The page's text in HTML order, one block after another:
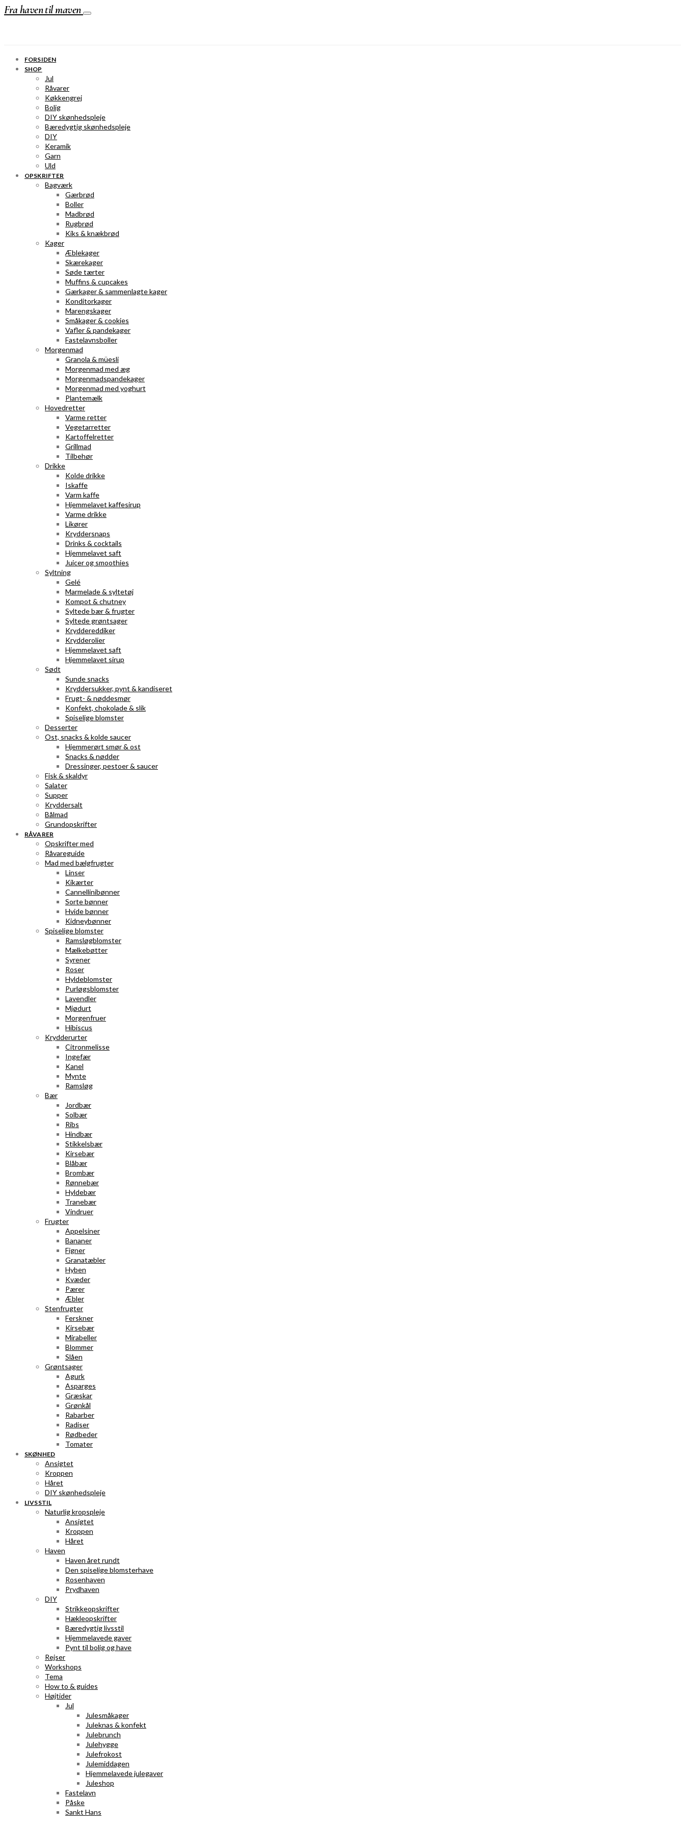
Fra haven til maven
FORSIDEN
SHOP
Jul
Råvarer
Køkkengrej
Bolig
DIY skønhedspleje
Bæredygtig skønhedspleje
DIY
Keramik
Garn
Uld
OPSKRIFTER
Bagværk
Gærbrød
Boller
Madbrød
Rugbrød
Kiks & knækbrød
Kager
Æblekager
Skærekager
Søde tærter
Muffins & cupcakes
Gærkager & sammenlagte kager
Konditorkager
Marengskager
Småkager & cookies
Vafler & pandekager
Fastelavnsboller
Morgenmad
Granola & müesli
Morgenmad med æg
Morgenmadspandekager
Morgenmad med yoghurt
Plantemælk
Hovedretter
Varme retter
Vegetarretter
Kartoffelretter
Grillmad
Tilbehør
Drikke
Kolde drikke
Iskaffe
Varm kaffe
Hjemmelavet kaffesirup
Varme drikke
Likører
Kryddersnaps
Drinks & cocktails
Hjemmelavet saft
Juicer og smoothies
Syltning
Gelé
Marmelade & syltetøj
Kompot & chutney
Syltede bær & frugter
Syltede grøntsager
Kryddereddiker
Krydderolier
Hjemmelavet saft
Hjemmelavet sirup
Sødt
Sunde snacks
Kryddersukker, pynt & kandiseret
Frugt- & nøddesmør
Konfekt, chokolade & slik
Spiselige blomster
Desserter
Ost, snacks & kolde saucer
Hjemmerørt smør & ost
Snacks & nødder
Dressinger, pestoer & saucer
Fisk & skaldyr
Salater
Supper
Kryddersalt
Bålmad
Grundopskrifter
RÅVARER
Opskrifter med
Råvareguide
Mad med bælgfrugter
Linser
Kikærter
Cannellinibønner
Sorte bønner
Hvide bønner
Kidneybønner
Spiselige blomster
Ramsløgblomster
Mælkebøtter
Syrener
Roser
Hyldeblomster
Purløgsblomster
Lavendler
Mjødurt
Morgenfruer
Hibiscus
Krydderurter
Citronmelisse
Ingefær
Kanel
Mynte
Ramsløg
Bær
Jordbær
Solbær
Ribs
Hindbær
Stikkelsbær
Kirsebær
Blåbær
Brombær
Rønnebær
Hyldebær
Tranebær
Vindruer
Frugter
Appelsiner
Bananer
Figner
Granatæbler
Hyben
Kvæder
Pærer
Æbler
Stenfrugter
Ferskner
Kirsebær
Mirabeller
Blommer
Slåen
Grøntsager
Agurk
Asparges
Græskar
Grønkål
Rabarber
Radiser
Rødbeder
Tomater
SKØNHED
Ansigtet
Kroppen
Håret
DIY skønhedspleje
LIVSSTIL
Naturlig kropspleje
Ansigtet
Kroppen
Håret
Haven
Haven året rundt
Den spiselige blomsterhave
Rosenhaven
Prydhaven
DIY
Strikkeopskrifter
Hækleopskrifter
Bæredygtig livsstil
Hjemmelavede gaver
Pynt til bolig og have
Rejser
Workshops
Tema
How to & guides
Højtider
Jul
Julesmåkager
Juleknas & konfekt
Julebrunch
Julehygge
Julefrokost
Julemiddagen
Hjemmelavede julegaver
Juleshop
Fastelavn
Påske
Sankt Hans